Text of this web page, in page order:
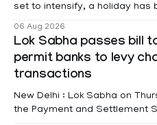
set to intensify, a holiday has
Kottayam, Wayanad and
red alert remains in place on
06 Aug 2026
Lok Sabha passes bill
permit banks to levy
transactions
New Delhi : Lok Sabha on
the Payment and Settlement